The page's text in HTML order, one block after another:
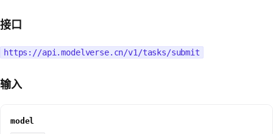
接口
https://api.modelverse.cn/v1/tasks/submit
输入
model